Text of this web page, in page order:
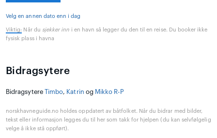
Velg en annen dato enn i dag
Viktig: Når du sjekker inn i en havn så legger du den til en reise. Du booker ikke
fysisk plass i havna
Bidragsytere
Bidragsytere Timbo, Katrin og Mikko R-P
norskhavneguide.no holdes oppdatert av båtfolket. Når du bidrar med bilder,
tekst eller informasjon legges du til her som takk for hjelpen (du kan selvfølgelig
velge å ikke stå oppført).